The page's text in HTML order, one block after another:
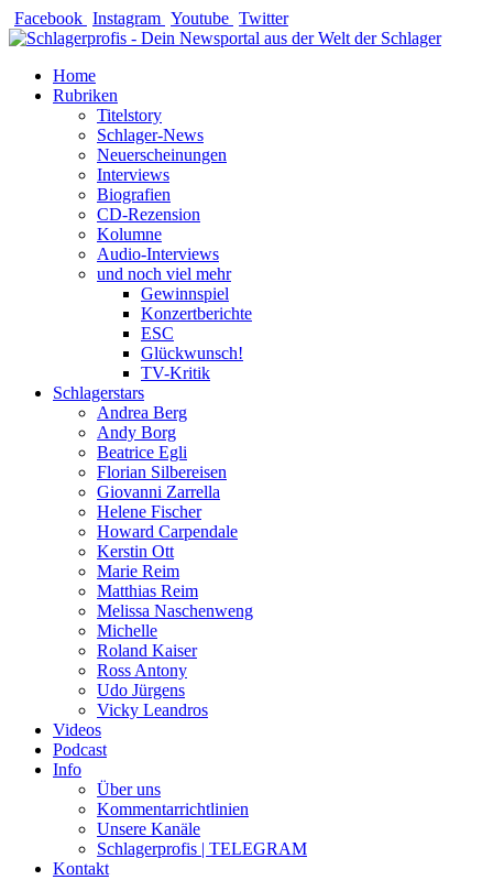
Zum
Inhalt
Facebook Instagram Youtube Twitter
Home
Rubriken
Titelstory
Schlager-News
Neuerscheinungen
Interviews
Biografien
CD-Rezension
Kolumne
Audio-Interviews
und noch viel mehr
Gewinnspiel
Konzertberichte
ESC
Glückwunsch!
TV-Kritik
Schlagerstars
Andrea Berg
Andy Borg
Beatrice Egli
Florian Silbereisen
Giovanni Zarrella
Helene Fischer
Howard Carpendale
Kerstin Ott
Marie Reim
Matthias Reim
Melissa Naschenweng
Michelle
Roland Kaiser
Ross Antony
Udo Jürgens
Vicky Leandros
Videos
Podcast
Info
Über uns
Kommentarrichtlinien
Unsere Kanäle
Schlagerprofis | TELEGRAM
Kontakt